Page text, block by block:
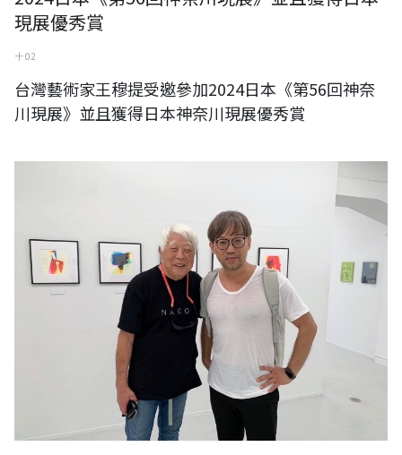
現展優秀賞
十 02
台灣藝術家王穆提受邀參加2024日本《第56回神奈
川現展》並且獲得日本神奈川現展優秀賞